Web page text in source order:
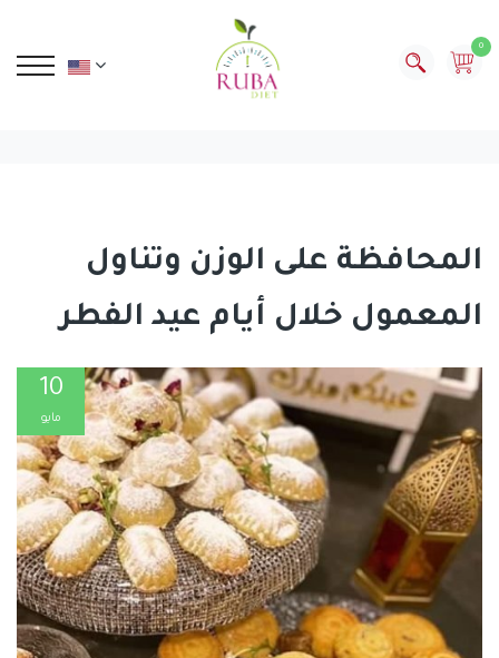
0
المحافظة على الوزن وتناول
المعمول خلال أيام عيد الفطر
10
مايو